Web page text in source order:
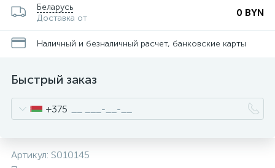
Беларусь
Доставка от
0 BYN
Наличный и безналичный расчет, банковские карты
Быстрый заказ
+375
Артикул: S010145